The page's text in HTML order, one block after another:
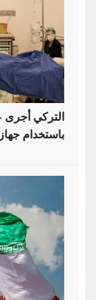
باستخدام